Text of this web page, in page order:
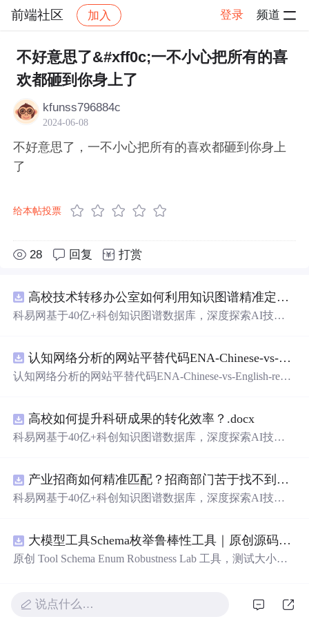
前端社区 加入 登录 频道
社区 前端社区 感慨 帖子详情
不好意思了&#xff0c;一不小心把所有的喜
欢都砸到你身上了
kfunss796884c
2024-06-08
不好意思了，一不小心把所有的喜欢都砸到你身上
了
给本帖投票
28 回复 打赏
高校技术转移办公室如何利用知识图谱精准定位产业需求与技术适配点？.docx
科易网基于40亿+科创知识图谱数据库，深度探索AI技术
新领域的AI+数智化解决方案，推动科技创新与产业创新
智能化发展。
认知网络分析的网站平替代码ENA-Chinese-vs-English-reproducible.zip
认知网络分析的网站平替代码ENA-Chinese-vs-English-repro
高校如何提升科研成果的转化效率？.docx
科易网基于40亿+科创知识图谱数据库，深度探索AI技术
新领域的AI+数智化解决方案，推动科技创新与产业创新
智能化发展。
产业招商如何精准匹配？招商部门苦于找不到符合产业链补链强链方向的目标企业怎么办？.docx
科易网基于40亿+科创知识图谱数据库，深度探索AI技术
新领域的AI+数智化解决方案，推动科技创新与产业创新
智能化发展。
大模型工具Schema枚举鲁棒性工具｜原创源码+测试+离线报告
原创 Tool Schema Enum Robustness Lab 工具，测试大小
可复现合成示例、离线 HTML/JSON/SVG 报告、1080×720
说点什么…